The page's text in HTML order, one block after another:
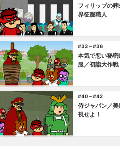
フィリップの
界征服職人
#33～#36
本気で悪い秘
服／初詣大作戦
#40～#42
侍ジャパン／
視せよ！